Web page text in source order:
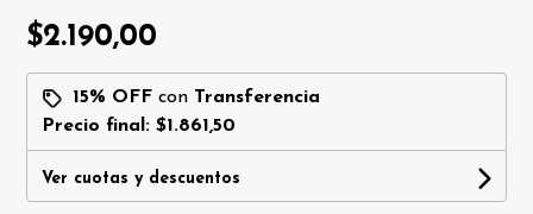
$2.190,00
15% OFF con Transferencia
Precio final:$1.861,50
Ver cuotas y descuentos